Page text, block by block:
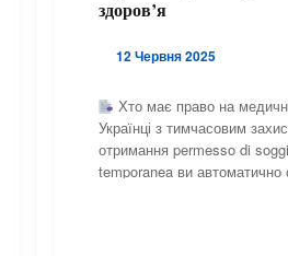
здоров’я
12 Червня 2025
Хто має право на
Українці з тимчасовим
отримання permesso di
temporanea ви автоматично